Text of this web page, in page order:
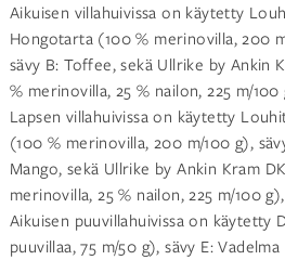
Aikuisen villahuivissa on käytetty
Hongotarta (100 % merinovilla, 200
sävy B: Toffee, sekä Ullrike by Ankin
% merinovilla, 25 % nailon, 225 m/100
Lapsen villahuivissa on käytetty
(100 % merinovilla, 200 m/100 g),
Mango, sekä Ullrike by Ankin Kram
merinovilla, 25 % nailon, 225 m/100
Aikuisen puuvillahuivissa on käytetty
puuvillaa, 75 m/50 g), sävy E: